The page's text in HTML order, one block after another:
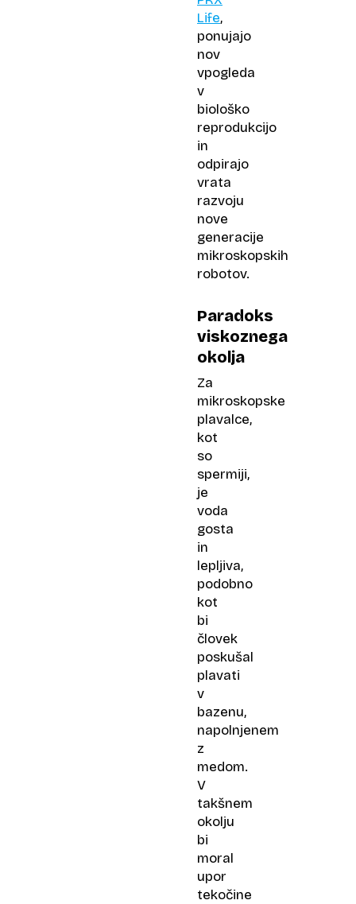
Life,
ponujajo
nov
vpogleda
v
biološko
reprodukcijo
in
odpirajo
vrata
razvoju
nove
generacije
mikroskopskih
robotov.
Paradoks
viskoznega
okolja
Za
mikroskopske
plavalce,
kot
so
spermiji,
je
voda
gosta
in
lepljiva,
podobno
kot
bi
človek
poskušal
plavati
v
bazenu,
napolnjenem
z
medom.
V
takšnem
okolju
bi
moral
upor
tekočine